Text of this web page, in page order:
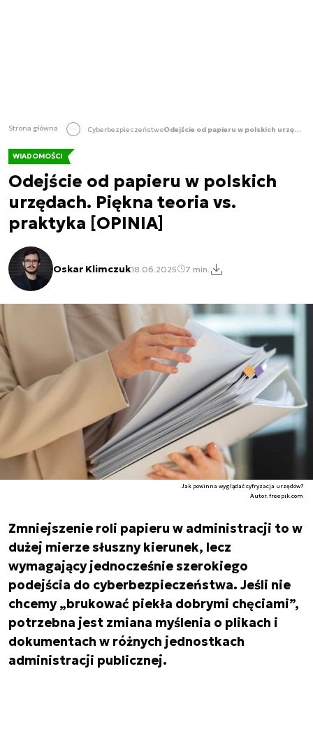
Strona główna Cyberbezpieczeństwo Odejście od papieru w polskich urzędach. Piękna teoria vs. praktyka [OPINIA]
WIADOMOŚCI
Odejście od papieru w polskich
urzędach. Piękna teoria vs.
praktyka [OPINIA]
Oskar Klimczuk18.06.2025 7 min.
Jak powinna wyglądać cyfryzacja urzędów?
Autor. freepik.com
Zmniejszenie roli papieru w administracji to w
dużej mierze słuszny kierunek, lecz
wymagający jednocześnie szerokiego
podejścia do cyberbezpieczeństwa. Jeśli nie
chcemy „brukować piekła dobrymi chęciami”,
potrzebna jest zmiana myślenia o plikach i
dokumentach w różnych jednostkach
administracji publicznej.